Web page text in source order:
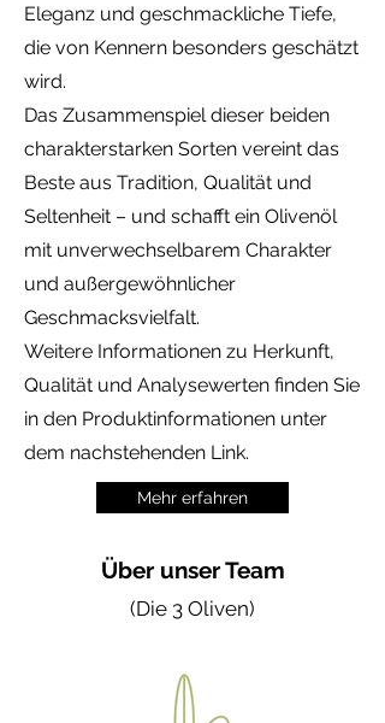
Eleganz und geschmackliche Tiefe,
die von Kennern besonders geschätzt
wird.
Das Zusammenspiel dieser beiden
charakterstarken Sorten vereint das
Beste aus Tradition, Qualität und
Seltenheit – und schafft ein Olivenöl
mit unverwechselbarem Charakter
und außergewöhnlicher
Geschmacksvielfalt.
Weitere Informationen zu Herkunft,
Qualität und Analysewerten finden Sie
in den Produktinformationen unter
dem nachstehenden Link.
Mehr erfahren
Über unser Team
(Die 3 Oliven)